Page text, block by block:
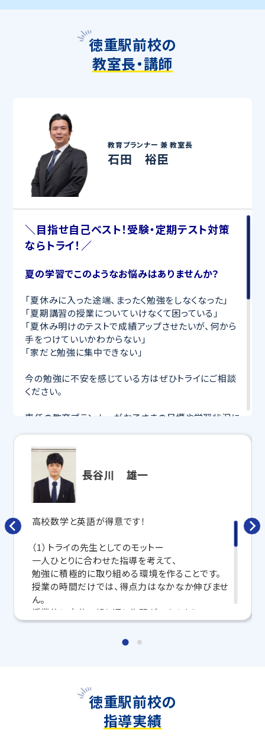
徳重駅前校の
教室長・講師
教育プランナー 兼教室長
石田 裕臣
＼目指せ自己ベスト！受験・定期テスト対策
ならトライ！／
夏の学習でこのようなお悩みはありませんか？
「夏休みに入った途端、まったく勉強をしなくなった」
「夏期講習の授業についていけなくて困っている」
「夏休み明けのテストで成績アップさせたいが、何から
手をつけていいかわからない」
「家だと勉強に集中できない」
今の勉強に不安を感じている方はぜひトライにご相談
ください。
専任の教育プランナーがお子さまの目標や学習状況に
完全マンツーマン
寧に教えてくれるから、効率良く成績アップを目指せま
さらに、授業日以外も利用できる
要科目の対策ができる
します。
トライで一緒に、今までで一番成長できる夏にしよ
う！
マンツーマンの無料体験授業、学習相談、教室見学は
いつでも受付中です。
お問い合わせは→こちら
教室長兼教育プランナー 石田 裕臣
長谷川 雄一
高校数学と英語が得意です！
（1）トライの先生としてのモットー
一人ひとりに合わせた指導を考えて、
勉強に積極的に取り組める環境を作ることです。
授業の時間だけでは、得点力はなかなか伸びませ
ん。
授業後に自分で繰り返し復習ができるよう
生徒さんのモチベーションを高めています！
かを考えて、
それをしっかり質問することが大切です。
（3）トライに入ろうか迷っている方へメッセージ
徳重駅前校の
指導実績